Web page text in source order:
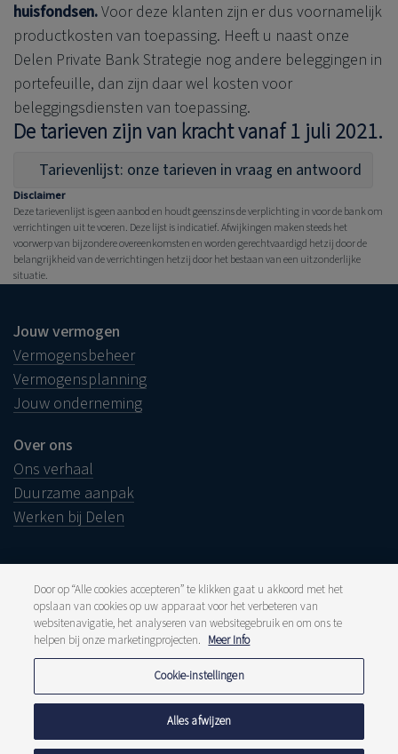
huisfondsen.Voor deze klanten zijn er dus voornamelijk
productkosten van toepassing. Heeft u naast onze
Delen Private BankStrategie nog andere beleggingen in
portefeuille, dan zijn daar wel kosten voor
beleggingsdiensten van toepassing.
De tarieven zijn van kracht vanaf 1 juli 2021.
Tarievenlijst: onze tarieven in vraag en antwoord
Disclaimer
Deze tarievenlijst is geen aanbod en houdt geenszins de verplichting in voor de bank om
verrichtingen uit te voeren. Deze lijst is indicatief. Afwijkingen maken steeds het
voorwerp van bijzondere overeenkomsten en worden gerechtvaardigd hetzij door de
belangrijkheid van de verrichtingen hetzij door het bestaan van een uitzonderlijke
situatie.
Jouw vermogen
Vermogensbeheer
Vermogensplanning
Jouw onderneming
Over ons
Ons verhaal
Duurzame aanpak
Werken bij Delen
Juridische info
Disclaimer
Klacht
Klokkenluiders
Tarieven
Cookiebeleid
Door op “Alle cookies accepteren” te klikken gaat u akkoord met het
opslaan van cookies op uw apparaat voor het verbeteren van
websitenavigatie, het analyseren van websitegebruik en om ons te
helpen bij onze marketingprojecten. Meer Info
Cookie-instellingen
Alles afwijzen